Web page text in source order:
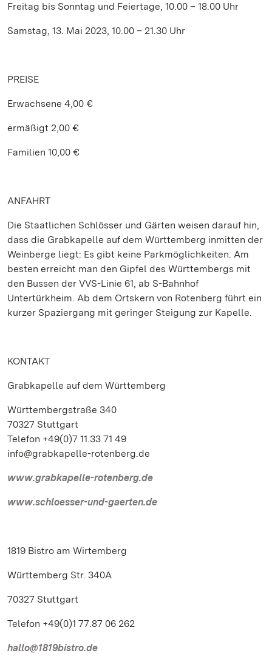
Freitag bis Sonntag und Feiertage, 10.00 – 18.00 Uhr
Samstag, 13. Mai 2023, 10.00 – 21.30 Uhr
PREISE
Erwachsene 4,00 €
ermäßigt 2,00 €
Familien 10,00 €
ANFAHRT
Die Staatlichen Schlösser und Gärten weisen darauf hin,
dass die Grabkapelle auf dem Württemberg inmitten der
Weinberge liegt: Es gibt keine Parkmöglichkeiten. Am
besten erreicht man den Gipfel des Württembergs mit
den Bussen der VVS-Linie 61, ab S-Bahnhof
Untertürkheim. Ab dem Ortskern von Rotenberg führt ein
kurzer Spaziergang mit geringer Steigung zur Kapelle.
KONTAKT
Grabkapelle auf dem Württemberg
Württembergstraße 340
70327 Stuttgart
Telefon +49(0)7 11.33 71 49
info@grabkapelle-rotenberg.de
www.grabkapelle-rotenberg.de
www.schloesser-und-gaerten.de
1819 Bistro am Wirtemberg
Württemberg Str. 340A
70327 Stuttgart
Telefon +49(0)1 77.87 06 262
hallo@1819bistro.de